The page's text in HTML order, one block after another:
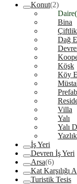
Konut(2)
Daire
Bina
Dağ
Köşk
Köy
Villa
Yalı
Yalı
Yazlık
İş Yeri
Devren İş Yeri
Arsa(6)
Kat Karşılığı
Turistik Tesis